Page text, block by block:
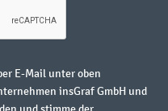
E-Mail unter oben
insGraf GmbH und